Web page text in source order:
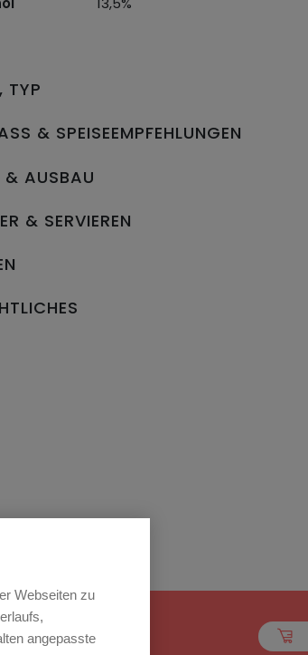
TYP
& SPEISEEMPFEHLUNGEN
AUSBAU
& SERVIEREN
Webseiten zu
angepasste